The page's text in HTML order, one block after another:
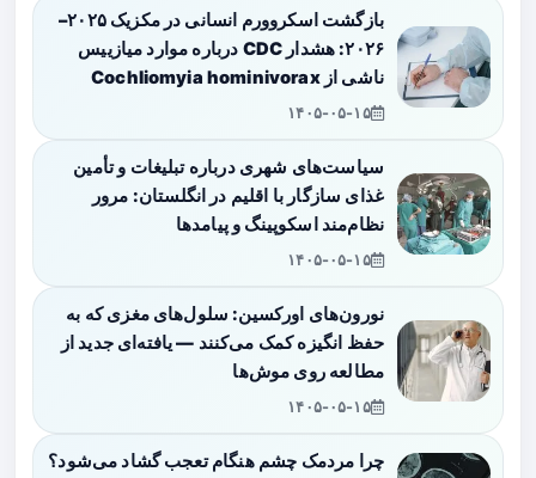
بازگشت اسکروورم انسانی در مکزیک ۲۰۲۵–
۲۰۲۶: هشدار CDC درباره موارد میازییس
ناشی از Cochliomyia hominivorax
۱۴۰۵-۰۵-۱۵
سیاست‌های شهری درباره تبلیغات و تأمین
غذای سازگار با اقلیم در انگلستان: مرور
نظام‌مند اسکوپینگ و پیامدها
۱۴۰۵-۰۵-۱۵
نورون‌های اورکسین: سلول‌های مغزی که به
حفظ انگیزه کمک می‌کنند — یافته‌ای جدید از
مطالعه روی موش‌ها
۱۴۰۵-۰۵-۱۵
چرا مردمک چشم هنگام تعجب گشاد می‌شود؟